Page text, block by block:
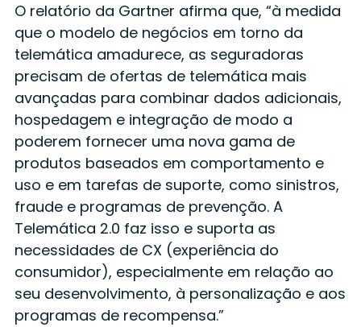
O relatório da Gartner afirma que, “à medida
que o modelo de negócios em torno da
telemática amadurece, as seguradoras
precisam de ofertas de telemática mais
avançadas para combinar dados adicionais,
hospedagem e integração de modo a
poderem fornecer uma nova gama de
produtos baseados em comportamento e
uso e em tarefas de suporte, como sinistros,
fraude e programas de prevenção. A
Telemática 2.0 faz isso e suporta as
necessidades de CX (experiência do
consumidor), especialmente em relação ao
seu desenvolvimento, à personalização e aos
programas de recompensa.”